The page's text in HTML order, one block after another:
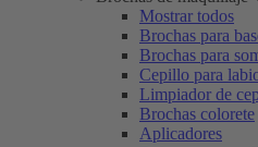
Mostrar todos
Brochas para
Brochas para
Cepillo para
Limpiador de
Brochas colorete
Aplicadores